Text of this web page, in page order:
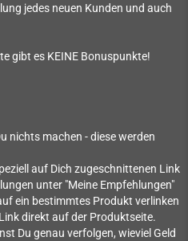
jedes neuen Kunden und auch
gibt es KEINE Bonuspunkte!
nichts machen - diese werden
auf Dich zugeschnittenen Link
unter "Meine Empfehlungen"
ein bestimmtes Produkt verlinken
direkt auf der Produktseite.
Du genau verfolgen, wieviel Geld